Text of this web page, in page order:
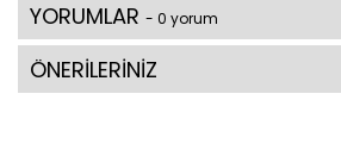
YORUMLAR - 0 yorum
ÖNERİLERİNİZ